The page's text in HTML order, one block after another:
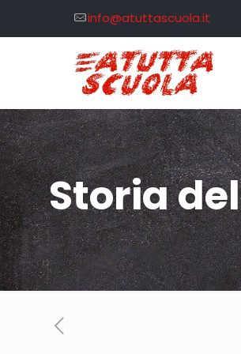
info@atuttascuola.it
Storia